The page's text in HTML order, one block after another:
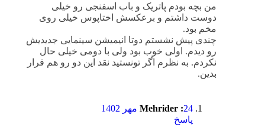
من بچه بودم پاتریک و باب اسفنجی رو خیلی
دوست داشتم و برعکسش اختاپوس خیلی روی
مخم بود.
چندی پیش نشستم دوتا انیمیشن سینمایی جدیدیش
رو دیدم. اولی خوب بود ولی با دومی خیلی حال
نکردم. به نظرم اگر تونستید نقد این دو رو هم قرار
Mehrider :